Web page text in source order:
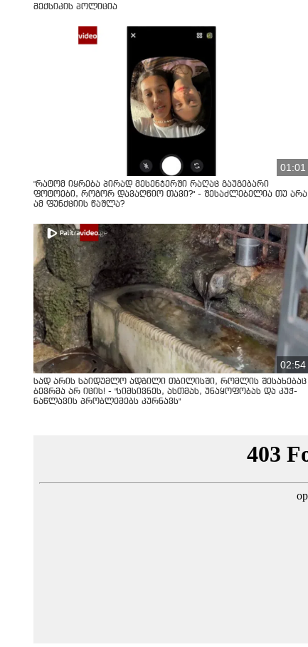
მექსიკის პოლიცია
01:01
"რატომ იყრება პირად მესენჯერში რაღაც გაუგებარი
ფოტოები, როგორ დავაღწიო თავი?" - შესაძლებელია თუ არა
ამ ფუნქციის წაშლა?
02:54
სად არის საიდუმლო ადგილი თბილისში, რომლის შესახებაც
ბევრმა არ იცის! - "სიმსივნეს, ასთმას, უნაყოფობას და კუჭ-
ნაწლავის პრობლემებს კურნავს"